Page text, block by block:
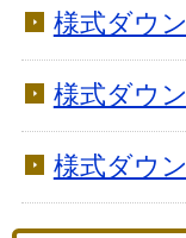
様式ダウ
様式ダウ
様式ダウ